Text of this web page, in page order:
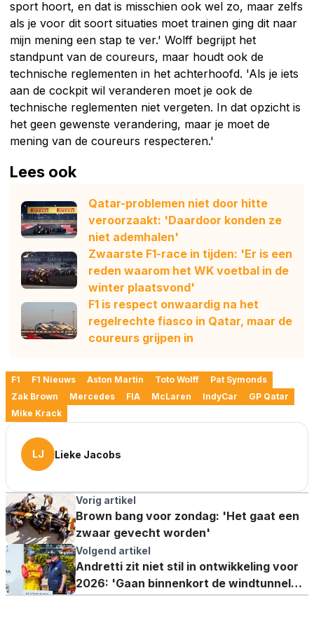
sport hoort, en dat is misschien ook wel zo, maar zelfs
als je voor dit soort situaties moet trainen ging dit naar
mijn mening een stap te ver.' Wolff begrijpt het
standpunt van de coureurs, maar houdt ook de
technische reglementen in het achterhoofd. 'Als je iets
aan de cockpit wil veranderen moet je ook de
technische reglementen niet vergeten. In dat opzicht is
het geen gewenste verandering, maar je moet de
mening van de coureurs respecteren.'
Lees ook
Qatar-problemen niet door hitte
veroorzaakt: 'Daardoor konden ze
niet ademhalen'
Zwaarste F1-race in tijden: 'Er is een
reden waarom het WK voetbal in de
winter plaatsvond'
F1 is respect onwaardig na het
regelrechte fiasco in Qatar, maar de
coureurs grijpen in
F1 F1 Nieuws Aston Martin Toto Wolff
Pat Symonds
Zak Brown
Mercedes FIA McLaren IndyCar
GP Qatar
Mike Krack
LJ Lieke Jacobs
Vorig artikel
Brown bang voor zondag: 'Het gaat een
zwaar gevecht worden'
Volgend artikel
Andretti zit niet stil in ontwikkeling voor
2026: 'Gaan binnenkort de windtunnel
in!'